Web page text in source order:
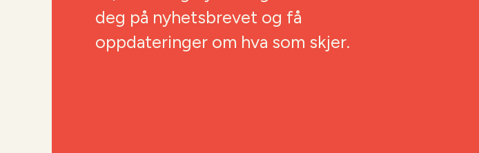
deg på nyhetsbrevet og få
oppdateringer om hva som skjer.